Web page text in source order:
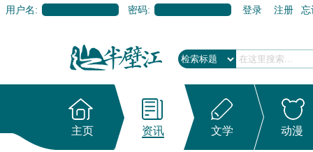
用户名: 密码: 登录 注册 忘
主页 资讯 文学 动漫